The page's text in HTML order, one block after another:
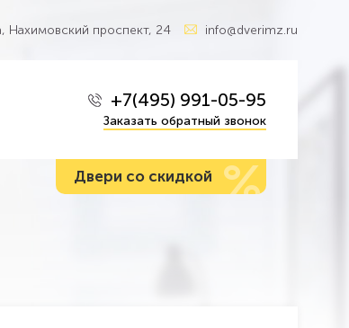
Нахимовский проспект, 24 info@dverimz.ru
+7(495) 991-05-95
Заказать обратный звонок
Двери со скидкой %